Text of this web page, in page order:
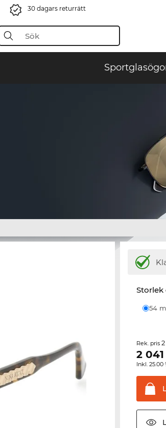
30 dagars returrätt
54
Rek. pris
2 041
Inkl.